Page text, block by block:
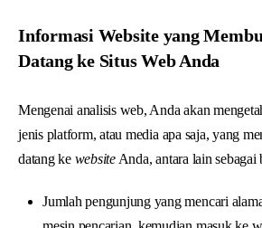
Informasi Website yang
Datang ke Situs Web Anda
Mengenai analisis web, Anda akan
jenis platform, atau media apa saja, yang
datang ke websiteAnda, antara lain sebagai
Jumlah pengunjung yang mencari